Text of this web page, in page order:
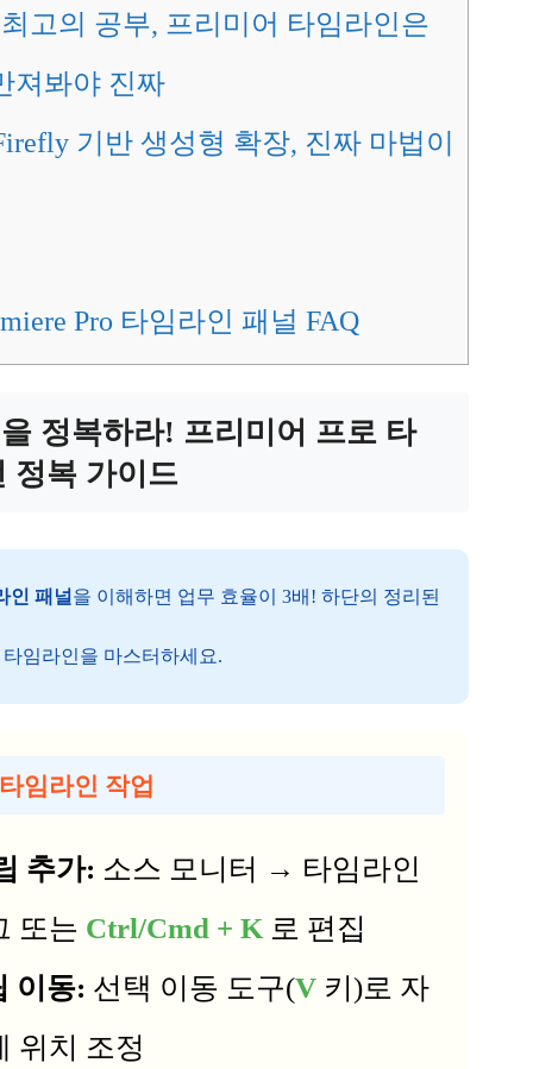
고의 공부, 프리미어 타임라인은
져봐야 진짜
기반 생성형 확장, 진짜 마법이
Pro 타임라인 패널 FAQ
정복하라! 프리미어 프로 타
정복 가이드
인 패널 을 이해하면 업무 효율이 3배! 하단의 정리된
타임라인을 마스터하세요.
임라인 작업
추가: 소스 모니터 → 타임라인
또는 Ctrl/Cmd + K 로 편집
이동: 선택 이동 도구(V 키)로 자
위치 조정